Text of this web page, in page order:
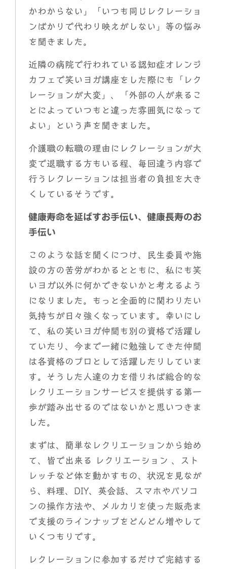
かわからない」「いつも同じレクレーショ
ンばかりで代わり映えがしない」等の悩み
を聞きました。
近隣の病院で行われている認知症オレンジ
カフェで笑いヨガ講座をした際にも「レク
レーションが大変」、「外部の人が来るこ
とによっていつもと違った雰囲気になって
よい」という声を聞きました。
介護職の転職の理由にレクレーションが大
変で退職する方もいる程、毎回違う内容で
行うレクレーションは担当者の負担を大き
くしているそうです。
健康寿命を延ばすお手伝い、健康長寿のお
手伝い
このような話を聞くにつけ、民生委員や施
設の方の苦労がわかるとともに、私にも笑
いヨガ以外に何かできないかと考えるよう
になりました。もっと全面的に関わりたい
気持ちが日々強くなっています。幸いにし
て、私の笑いヨガ仲間も別の資格で活躍し
ていたり、今まで一緒に勉強してきた仲間
は各資格のプロとして活躍したりしていま
す。そうした人達の力を借りれば総合的な
レクリエーションサービスを提供する第一
歩が踏み出せるのではないかと思いつきま
した。
まずは、簡単なレクリエーションから始め
て、皆で出来る レクリエーション 、スト
レッチなど体を動かすもの、状況を見なが
ら、料理、DIY、英会話、スマホやパソコ
ンの操作方法や、メルカリを使った販売ま
で支援のラインナップをどんどん増やして
いくつもりです。
レクレーションに参加するだけで完結する